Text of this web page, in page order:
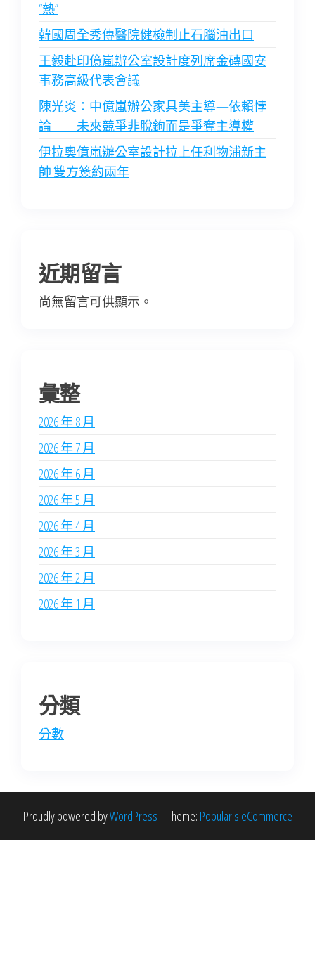
“熱”
韓國周全秀傳醫院健檢制止石腦油出口
王毅赴印億嵐辦公室設計度列席金磚國安
事務高級代表會議
陳光炎：中億嵐辦公家具美主導—依賴悖
論——未來競爭非脫鉤而是爭奪主導權
伊拉奧億嵐辦公室設計拉上任利物浦新主
帥 雙方簽約兩年
近期留言
尚無留言可供顯示。
彙整
2026 年 8 月
2026 年 7 月
2026 年 6 月
2026 年 5 月
2026 年 4 月
2026 年 3 月
2026 年 2 月
2026 年 1 月
分類
分數
Proudly powered byWordPress | Theme: Popularis eCommerce